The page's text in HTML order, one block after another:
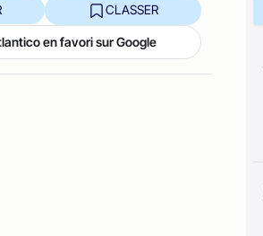
CLASSER
en favori sur Google